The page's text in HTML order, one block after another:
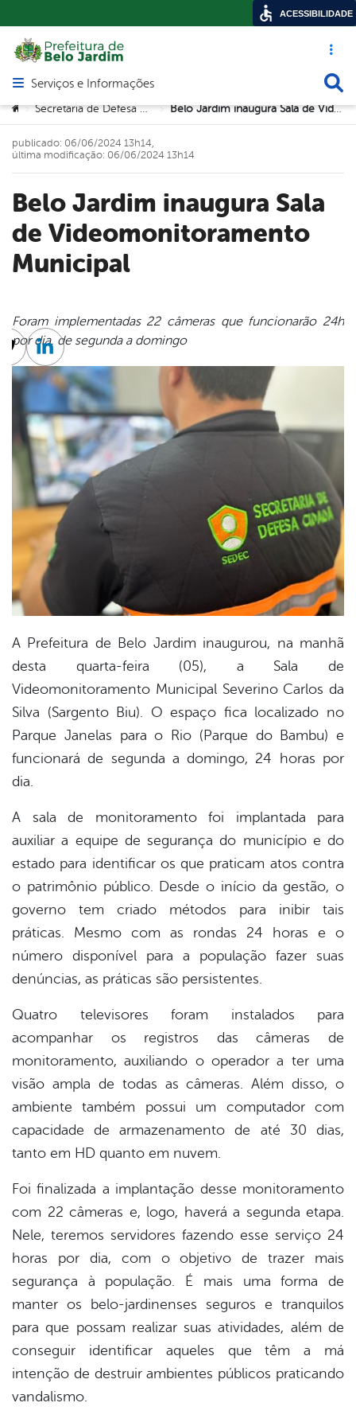
Acesso
Abrir menu principal de navegação
Serviços e Informações
Você está aqui:
> Secretaria de Defesa Cidadã (SEDEC) > Belo Jardim inaugura Sala de Videomonitoramento Municipal
Belo Jardim inaugura Sala
de Videomonitoramento
Municipal
publicado: 06/06/2024 13h14,
última modificação: 06/06/2024 13h14
Foram implementadas 22 câmeras que funcionarão 24h
por dia, de segunda a domingo
A Prefeitura de Belo Jardim inaugurou, na manhã
desta quarta-feira (05), a Sala de
Videomonitoramento Municipal Severino Carlos da
Silva (Sargento Biu). O espaço fica localizado no
Parque Janelas para o Rio (Parque do Bambu) e
funcionará de segunda a domingo, 24 horas por
dia.
A sala de monitoramento foi implantada para
auxiliar a equipe de segurança do município e do
estado para identificar os que praticam atos contra
o patrimônio público. Desde o início da gestão, o
governo tem criado métodos para inibir tais
práticas. Mesmo com as rondas 24 horas e o
número disponível para a população fazer suas
denúncias, as práticas são persistentes.
Quatro televisores foram instalados para
acompanhar os registros das câmeras de
monitoramento, auxiliando o operador a ter uma
visão ampla de todas as câmeras. Além disso, o
ambiente também possui um computador com
capacidade de armazenamento de até 30 dias,
tanto em HD quanto em nuvem.
Foi finalizada a implantação desse monitoramento
com 22 câmeras e, logo, haverá a segunda etapa.
Nele, teremos servidores fazendo esse serviço 24
horas por dia, com o objetivo de trazer mais
segurança à população. É mais uma forma de
manter os belo-jardinenses seguros e tranquilos
para que possam realizar suas atividades, além de
conseguir identificar aqueles que têm a má
intenção de destruir ambientes públicos praticando
vandalismo.
Twitter
Linkedin
ACESSIBILIDADE